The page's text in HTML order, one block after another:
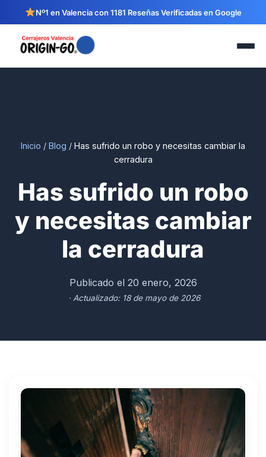
Nº1 en Valencia con 1181 Reseñas Verificadas en Google
Inicio / Blog / Has sufrido un robo y necesitas cambiar la
cerradura
Has sufrido un robo
y necesitas cambiar
la cerradura
Publicado el 20 enero, 2026
· Actualizado: 18 de mayo de 2026